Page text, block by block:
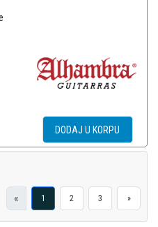
DODAJ U KORPU
« 1 2 3 »